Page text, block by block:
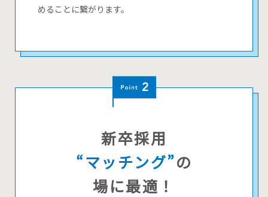
めることに繋がります。
新卒採用
“マッチング”の
場に最適！